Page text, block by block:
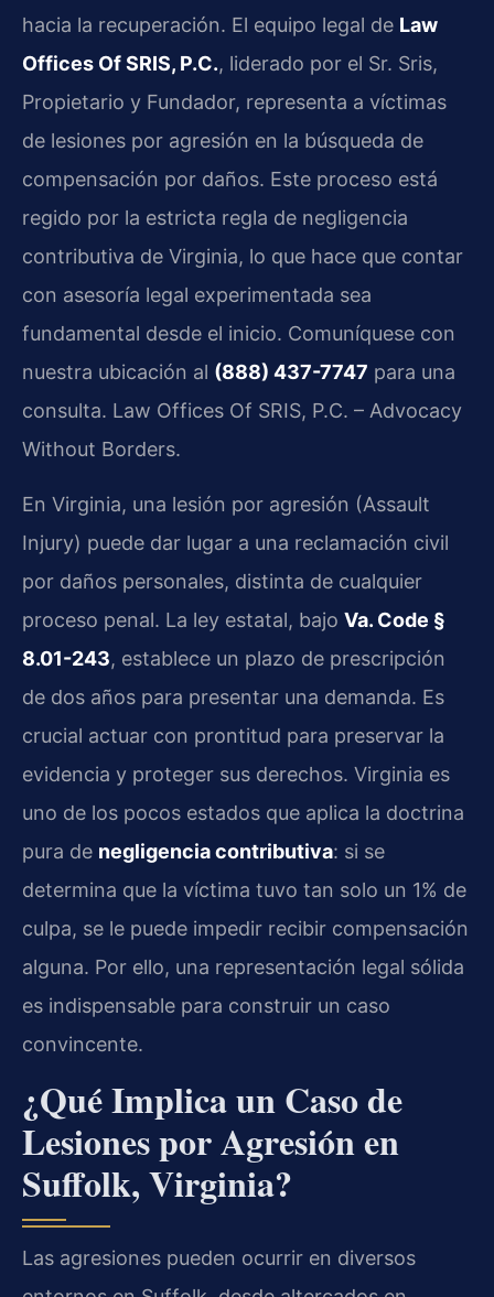
hacia la recuperación. El equipo legal de Law
Offices Of SRIS, P.C., liderado por el Sr. Sris,
Propietario y Fundador, representa a víctimas
de lesiones por agresión en la búsqueda de
compensación por daños. Este proceso está
regido por la estricta regla de negligencia
contributiva de Virginia, lo que hace que contar
con asesoría legal experimentada sea
fundamental desde el inicio. Comuníquese con
nuestra ubicación al (888) 437-7747 para una
consulta. Law Offices Of SRIS, P.C. – Advocacy
Without Borders.
En Virginia, una lesión por agresión (Assault
Injury) puede dar lugar a una reclamación civil
por daños personales, distinta de cualquier
proceso penal. La ley estatal, bajo Va. Code §
8.01-243, establece un plazo de prescripción
de dos años para presentar una demanda. Es
crucial actuar con prontitud para preservar la
evidencia y proteger sus derechos. Virginia es
uno de los pocos estados que aplica la doctrina
pura de negligencia contributiva: si se
determina que la víctima tuvo tan solo un 1% de
culpa, se le puede impedir recibir compensación
alguna. Por ello, una representación legal sólida
es indispensable para construir un caso
convincente.
¿Qué Implica un Caso de
Lesiones por Agresión en
Suffolk, Virginia?
Las agresiones pueden ocurrir en diversos